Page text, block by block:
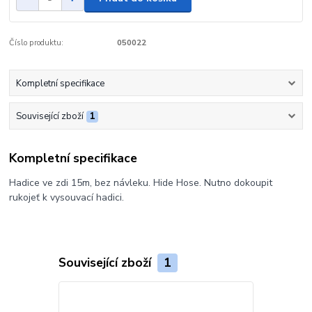
Číslo produktu: 050022
Kompletní specifikace
Související zboží 1
Kompletní specifikace
Hadice ve zdi 15m, bez návleku. Hide Hose. Nutno dokoupit
rukojeť k vysouvací hadici.
Související zboží 1